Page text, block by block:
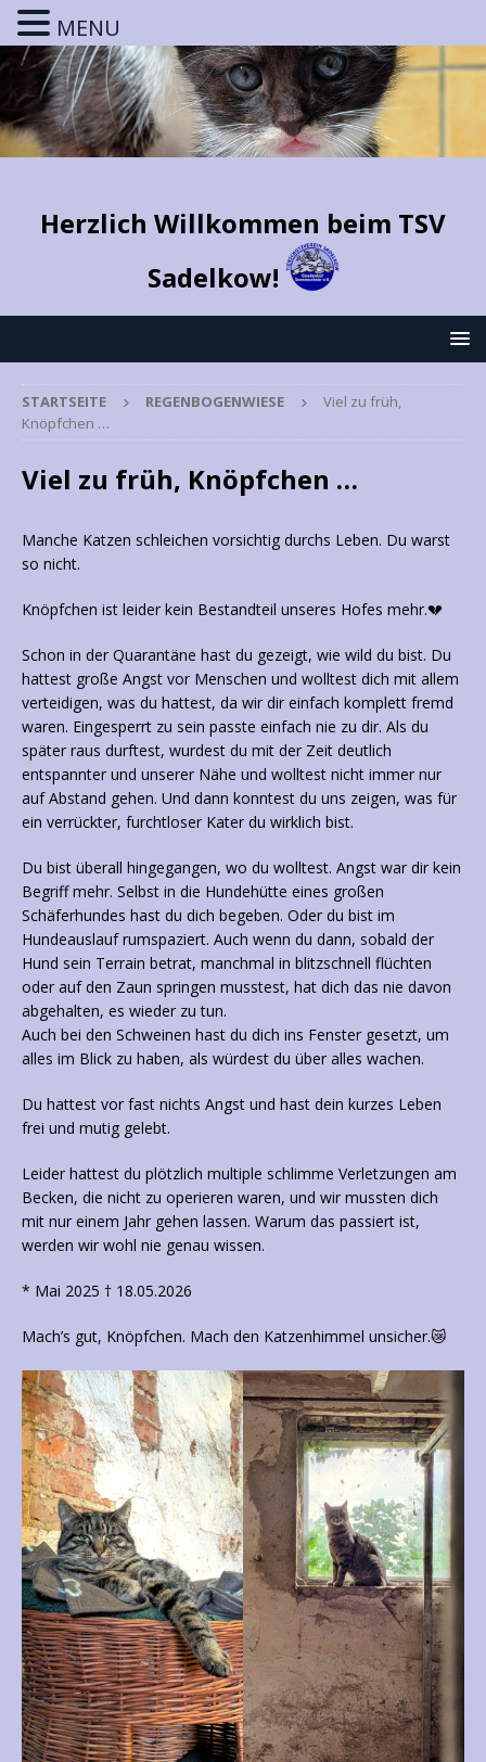
Herzlich Willkommen beim TSV
Sadelkow!
STARTSEITE REGENBOGENWIESE
Viel zu früh,
Knöpfchen …
Viel zu früh, Knöpfchen …
Manche Katzen schleichen vorsichtig durchs Leben. Du warst
so nicht.
Knöpfchen ist leider kein Bestandteil unseres Hofes mehr.💔
Schon in der Quarantäne hast du gezeigt, wie wild du bist. Du
hattest große Angst vor Menschen und wolltest dich mit allem
verteidigen, was du hattest, da wir dir einfach komplett fremd
waren. Eingesperrt zu sein passte einfach nie zu dir. Als du
später raus durftest, wurdest du mit der Zeit deutlich
entspannter und unserer Nähe und wolltest nicht immer nur
auf Abstand gehen. Und dann konntest du uns zeigen, was für
ein verrückter, furchtloser Kater du wirklich bist.
Du bist überall hingegangen, wo du wolltest. Angst war dir kein
Begriff mehr. Selbst in die Hundehütte eines großen
Schäferhundes hast du dich begeben. Oder du bist im
Hundeauslauf rumspaziert. Auch wenn du dann, sobald der
Hund sein Terrain betrat, manchmal in blitzschnell flüchten
oder auf den Zaun springen musstest, hat dich das nie davon
abgehalten, es wieder zu tun.
Auch bei den Schweinen hast du dich ins Fenster gesetzt, um
alles im Blick zu haben, als würdest du über alles wachen.
Du hattest vor fast nichts Angst und hast dein kurzes Leben
frei und mutig gelebt.
Leider hattest du plötzlich multiple schlimme Verletzungen am
Becken, die nicht zu operieren waren, und wir mussten dich
mit nur einem Jahr gehen lassen. Warum das passiert ist,
werden wir wohl nie genau wissen.
* Mai 2025 † 18.05.2026
Mach’s gut, Knöpfchen. Mach den Katzenhimmel unsicher.😿
MENU